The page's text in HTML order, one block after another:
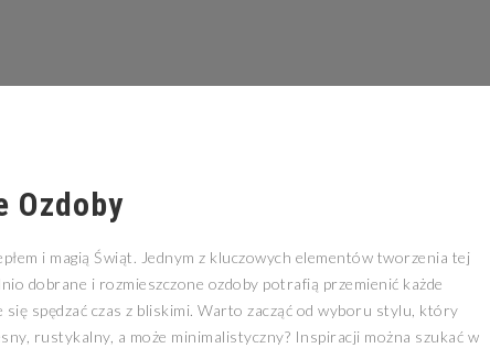
Ozdoby
i magią Świąt. Jednym z kluczowych elementów tworzenia tej
dobrane i rozmieszczone ozdoby potrafią przemienić każde
spędzać czas z bliskimi. Warto zacząć od wyboru stylu, który
rustykalny, a może minimalistyczny? Inspiracji można szukać w